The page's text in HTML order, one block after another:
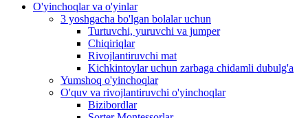
O'yinchoqlar va o'yinlar
3 yoshgacha bo'lgan bolalar uchun
Turtuvchi, yuruvchi va jumper
Chiqiriqlar
Rivojlantiruvchi mat
Kichkintoylar uchun zarbaga chidamli dubulg'a
Yumshoq o'yinchoqlar
O'quv va rivojlantiruvchi o'yinchoqlar
Bizibordlar